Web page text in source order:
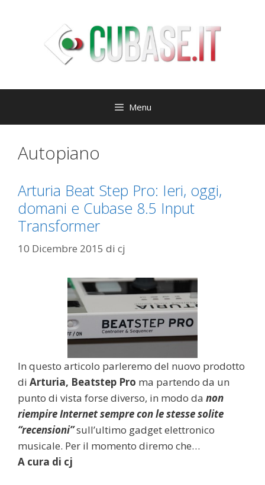
Menu
Autopiano
Arturia Beat Step Pro: Ieri, oggi,
domani e Cubase 8.5 Input
Transformer
10 Dicembre 2015 di cj
In questo articolo parleremo del nuovo prodotto
di Arturia, Beatstep Pro ma partendo da un
punto di vista forse diverso, in modo da non
riempire Internet sempre con le stesse solite
“recensioni”sull’ultimo gadget elettronico
musicale. Per il momento diremo che…
A cura di cj